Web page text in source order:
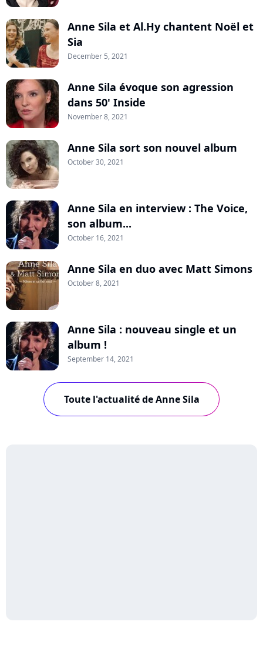
Anne Sila et Al.Hy chantent Noël et
Sia
December 5, 2021
Anne Sila évoque son agression
dans 50' Inside
November 8, 2021
Anne Sila sort son nouvel album
October 30, 2021
Anne Sila en interview : The Voice,
son album...
October 16, 2021
Anne Sila en duo avec Matt Simons
October 8, 2021
Anne Sila : nouveau single et un
album !
September 14, 2021
Toute l'actualité de Anne Sila